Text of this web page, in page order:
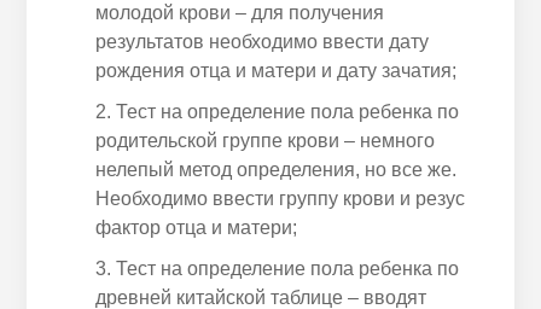
молодой крови – для получения
результатов необходимо ввести дату
рождения отца и матери и дату зачатия;
Тест на определение пола ребенка по
родительской группе крови – немного
нелепый метод определения, но все же.
Необходимо ввести группу крови и резус
фактор отца и матери;
Тест на определение пола ребенка по
древней китайской таблице – вводят